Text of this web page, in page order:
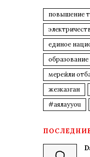
повышение
единое
образование
мерейли
жезказган
#аялауyou